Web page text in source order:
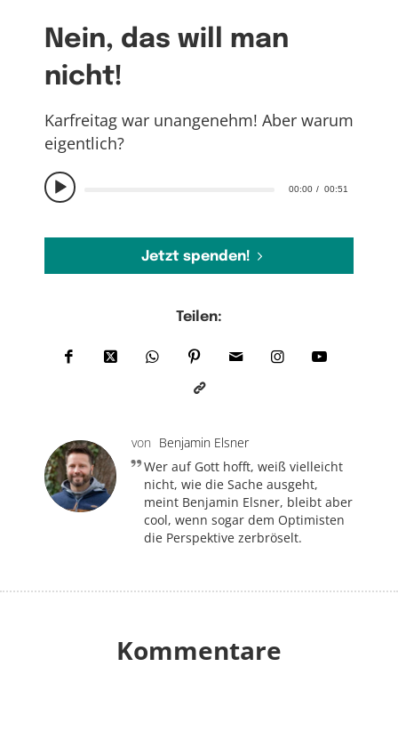
Nein, das will man
nicht!
00:00 00:51
Karfreitag war unangenehm! Aber warum
eigentlich?
Jetzt spenden!
Teilen:
von Benjamin Elsner
Wer auf Gott hofft, weiß vielleicht
nicht, wie die Sache ausgeht,
meint Benjamin Elsner, bleibt aber
cool, wenn sogar dem Optimisten
die Perspektive zerbröselt.
Kommentare